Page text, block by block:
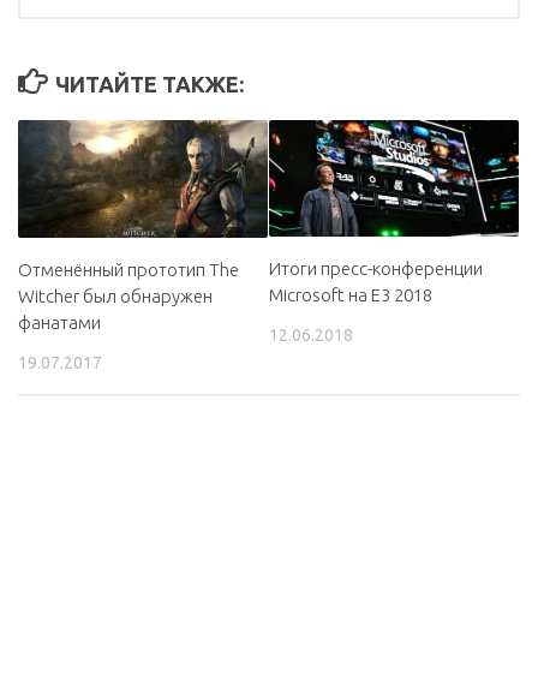
ЧИТАЙТЕ ТАКЖЕ:
Отменённый прототип The
Witcher был обнаружен
фанатами
19.07.2017
Итоги пресс-конференции
Microsoft на E3 2018
12.06.2018